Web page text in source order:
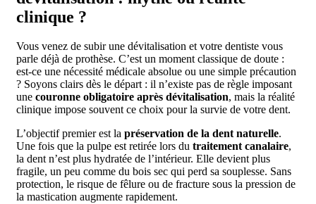
clinique ?
Vous venez de subir une dévitalisation et votre dentiste vous
parle déjà de prothèse. C’est un moment classique de doute :
est-ce une nécessité médicale absolue ou une simple précaution
? Soyons clairs dès le départ : il n’existe pas de règle imposant
une couronne obligatoire après dévitalisation, mais la réalité
clinique impose souvent ce choix pour la survie de votre dent.
L’objectif premier est la préservation de la dent naturelle.
Une fois que la pulpe est retirée lors du traitement canalaire,
la dent n’est plus hydratée de l’intérieur. Elle devient plus
fragile, un peu comme du bois sec qui perd sa souplesse. Sans
protection, le risque de fêlure ou de fracture sous la pression de
la mastication augmente rapidement.